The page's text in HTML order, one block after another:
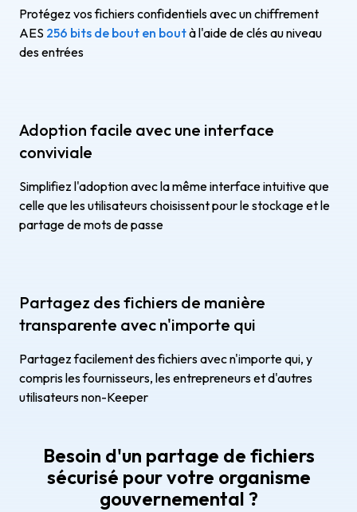
Protégez vos fichiers confidentiels avec un chiffrement
AES 256 bits de bout en boutà l'aide de clés au niveau
des entrées
Adoption facile avec une interface
conviviale
Simplifiez l'adoption avec la même interface intuitive que
celle que les utilisateurs choisissent pour le stockage et le
partage de mots de passe
Partagez des fichiers de manière
transparente avec n'importe qui
Partagez facilement des fichiers avec n'importe qui, y
compris les fournisseurs, les entrepreneurs et d'autres
utilisateurs non-Keeper
Besoin d'un partage de fichiers
sécurisé pour votre organisme
gouvernemental ?